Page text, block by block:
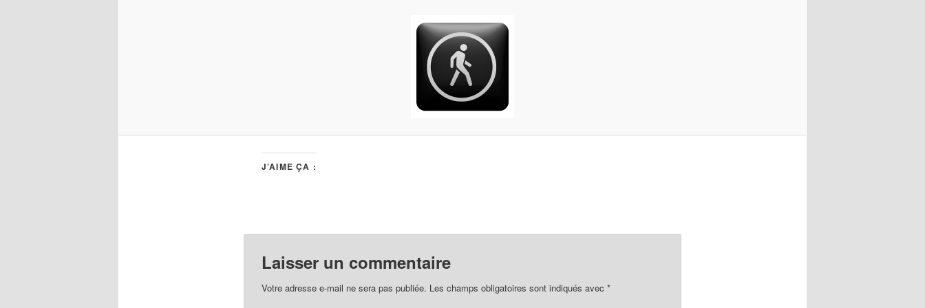
J’AIME ÇA :
Laisser un commentaire
Votre adresse e-mail ne sera pas publiée. Les champs obligatoires sont indiqués avec *